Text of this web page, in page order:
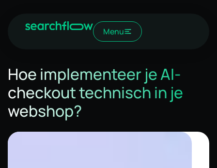
Menu
Hoe implementeer je AI-
checkout technisch in je
webshop?